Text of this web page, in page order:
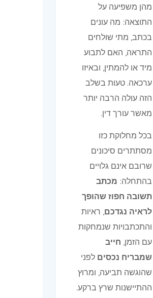
מהן משפיעה על
התוצאה: מה עונים
בכתב, מתי שולחים
התראה, האם לתבוע
מיד או להמתין, ובאיזו
ערכאה. טעות בשלב
הזה עולה הרבה יותר
מאשר עורך דין.
בכל מחלוקת כזו
מסתתרים סיכונים
שרובם אינם גלויים
בהתחלה: מכתב
תשובה חפוז שהופך
לראיה נגדכם, ראיות
והתכתבויות שנמחקות
עם הזמן, חייב
שמבריח נכסים לפני
שהוגשה תביעה, ומרוץ
ההתיישנות שרץ ברקע.